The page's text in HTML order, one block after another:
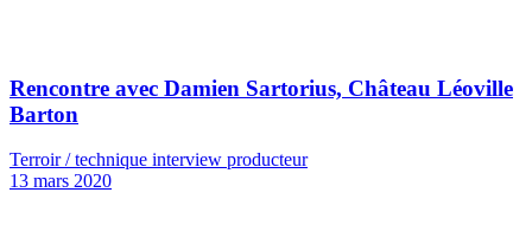
Rencontre avec Damien Sartorius, Château Léoville
Barton
Terroir / technique interview producteur
13 mars 2020